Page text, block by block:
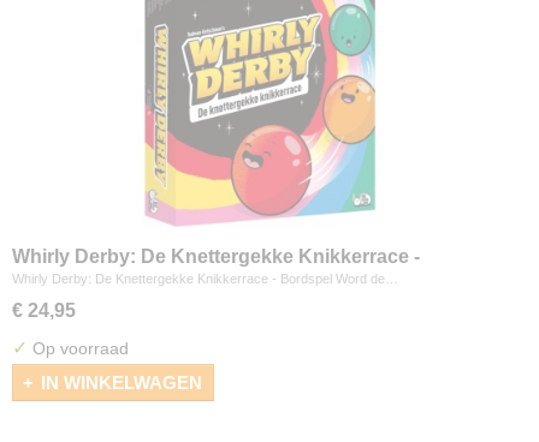
Whirly Derby: De Knettergekke Knikkerrace -
Bordspel
Whirly Derby: De Knettergekke Knikkerrace - Bordspel Word de…
€ 24,95
✓ Op voorraad
IN WINKELWAGEN